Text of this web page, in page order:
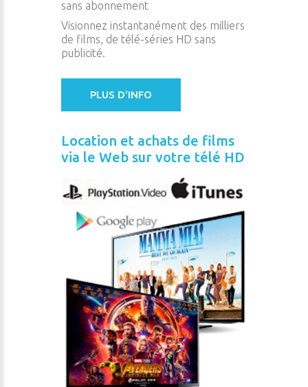
sans abonnement
Visionnez instantanément des milliers
de films, de télé-séries HD sans
publicité.
PLUS D'INFO
Location et achats de films
via le Web sur votre télé HD